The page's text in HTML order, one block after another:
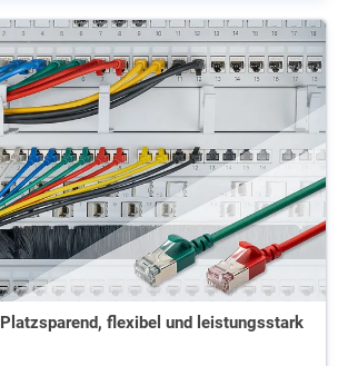
Platzsparend, flexibel und leistungsstark